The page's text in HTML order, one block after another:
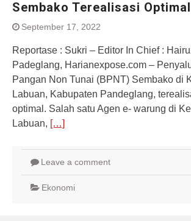
Sembako Terealisasi Optimal
September 17, 2022
Reportase : Sukri – Editor In Chief :
Padeglang, Harianexpose.com –
Pangan Non Tunai (BPNT) Sembako di
Labuan, Kabupaten Pandeglang,
optimal. Salah satu Agen e- warung di
Labuan, […]
Leave a comment
Ekonomi